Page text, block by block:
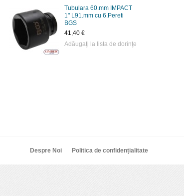
Tubulara 60.mm IMPACT
1" L91.mm cu 6.Pereti
BGS
41,40 €
Adăugaţi la lista de dorinţe
Tubulara Adanca de
Impact,Hex.18mm,act.1/2"
(7218) - BGS technic
Tubulara de IMPACT
08DIS1221M - ZIMBER
TOOLS.
Despre Noi Politica de confidențialitate